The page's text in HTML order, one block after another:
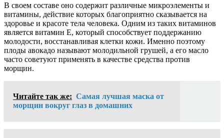
В своем составе оно содержит различные микроэлементы и
витамины, действие которых благоприятно сказывается на
здоровье и красоте тела человека. Одним из таких витаминов
является витамин Е, который способствует поддержанию
молодости, восстанавливая клетки кожи. Именно поэтому
плоды авокадо называют молодильной грушей, а его масло
часто советуют применять в качестве средства против
морщин.
Читайте так же: Самая лучшая маска от
морщин вокруг глаз в домашних